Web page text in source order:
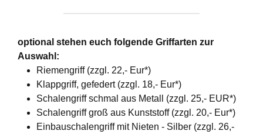
optional stehen euch folgende Griffarten zur
Auswahl:
Riemengriff (zzgl. 22,- Eur*)
Klappgriff, gefedert (zzgl. 18,- Eur*)
Schalengriff schmal aus Metall (zzgl. 25,- EUR*)
Schalengriff groß aus Kunststoff (zzgl. 20,- Eur*)
Einbauschalengriff mit Nieten - Silber (zzgl. 26,-